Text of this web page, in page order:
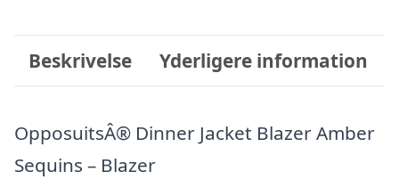
Beskrivelse Yderligere information
OpposuitsÂ® Dinner Jacket Blazer Amber
Sequins – Blazer